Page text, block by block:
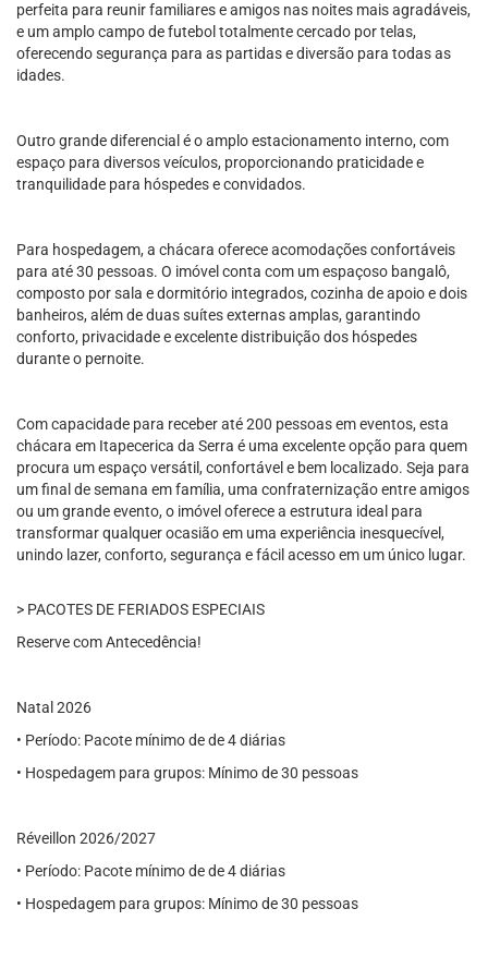
perfeita para reunir familiares e amigos nas noites mais agradáveis,
e um amplo campo de futebol totalmente cercado por telas,
oferecendo segurança para as partidas e diversão para todas as
idades.
Outro grande diferencial é o amplo estacionamento interno, com
espaço para diversos veículos, proporcionando praticidade e
tranquilidade para hóspedes e convidados.
Para hospedagem, a chácara oferece acomodações confortáveis
para até 30 pessoas. O imóvel conta com um espaçoso bangalô,
composto por sala e dormitório integrados, cozinha de apoio e dois
banheiros, além de duas suítes externas amplas, garantindo
conforto, privacidade e excelente distribuição dos hóspedes
durante o pernoite.
Com capacidade para receber até 200 pessoas em eventos, esta
chácara em Itapecerica da Serra é uma excelente opção para quem
procura um espaço versátil, confortável e bem localizado. Seja para
um final de semana em família, uma confraternização entre amigos
ou um grande evento, o imóvel oferece a estrutura ideal para
transformar qualquer ocasião em uma experiência inesquecível,
unindo lazer, conforto, segurança e fácil acesso em um único lugar.
> PACOTES DE FERIADOS ESPECIAIS
Reserve com Antecedência!
Natal 2026
• Período: Pacote mínimo de de 4 diárias
• Hospedagem para grupos: Mínimo de 30 pessoas
Réveillon 2026/2027
• Período: Pacote mínimo de de 4 diárias
• Hospedagem para grupos: Mínimo de 30 pessoas